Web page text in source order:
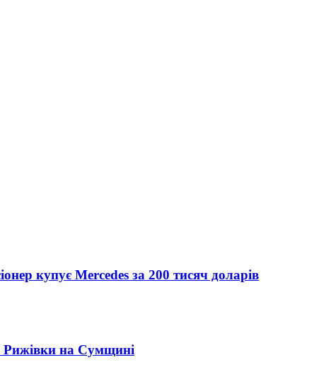
купує Mercedes за 200 тисяч доларів
Рижівки на Сумщині